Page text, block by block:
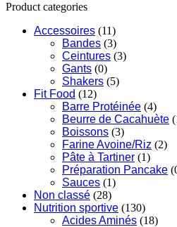
Product categories
Accessoires (11)
Bandes (3)
Ceintures (3)
Gants (0)
Shakers (5)
Fit Food (12)
Barre Protéinée (4)
Beurre de Cacahuète
Boissons (3)
Farine Avoine/Riz (2)
Pâte à Tartiner (1)
Préparation Pancake
Sauces (1)
Non classé (28)
Nutrition sportive (130)
Acides Aminés (18)